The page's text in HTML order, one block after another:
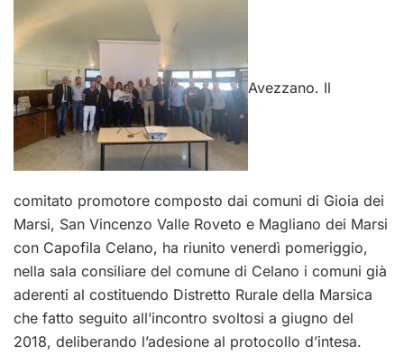
Avezzano. Il
comitato promotore composto dai comuni di Gioia dei
Marsi, San Vincenzo Valle Roveto e Magliano dei Marsi
con Capofila Celano, ha riunito venerdì pomeriggio,
nella sala consiliare del comune di Celano i comuni già
aderenti al costituendo Distretto Rurale della Marsica
che fatto seguito all’incontro svoltosi a giugno del
2018, deliberando l’adesione al protocollo d’intesa.